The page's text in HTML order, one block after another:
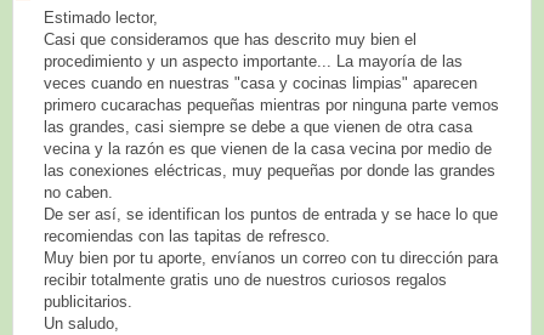
Estimado lector,
Casi que consideramos que has descrito muy bien el
procedimiento y un aspecto importante... La mayoría de las
veces cuando en nuestras "casa y cocinas limpias" aparecen
primero cucarachas pequeñas mientras por ninguna parte vemos
las grandes, casi siempre se debe a que vienen de otra casa
vecina y la razón es que vienen de la casa vecina por medio de
las conexiones eléctricas, muy pequeñas por donde las grandes
no caben.
De ser así, se identifican los puntos de entrada y se hace lo que
recomiendas con las tapitas de refresco.
Muy bien por tu aporte, envíanos un correo con tu dirección para
recibir totalmente gratis uno de nuestros curiosos regalos
publicitarios.
Un saludo,